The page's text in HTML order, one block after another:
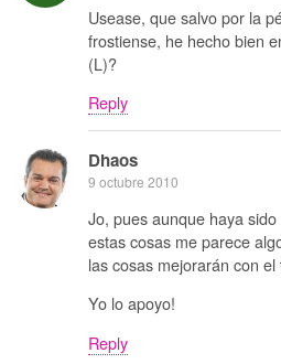
Usease, que salvo por la
frostiense, he hecho bien
(L)?
Reply
Dhaos
9 octubre 2010
Jo, pues aunque haya
estas cosas me parece
las cosas mejorarán con el
Yo lo apoyo!
Reply